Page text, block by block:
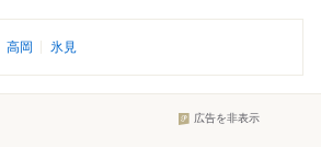
高岡 氷見
広告を非表示